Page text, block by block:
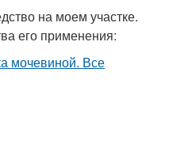
на моем участке.
его применения: